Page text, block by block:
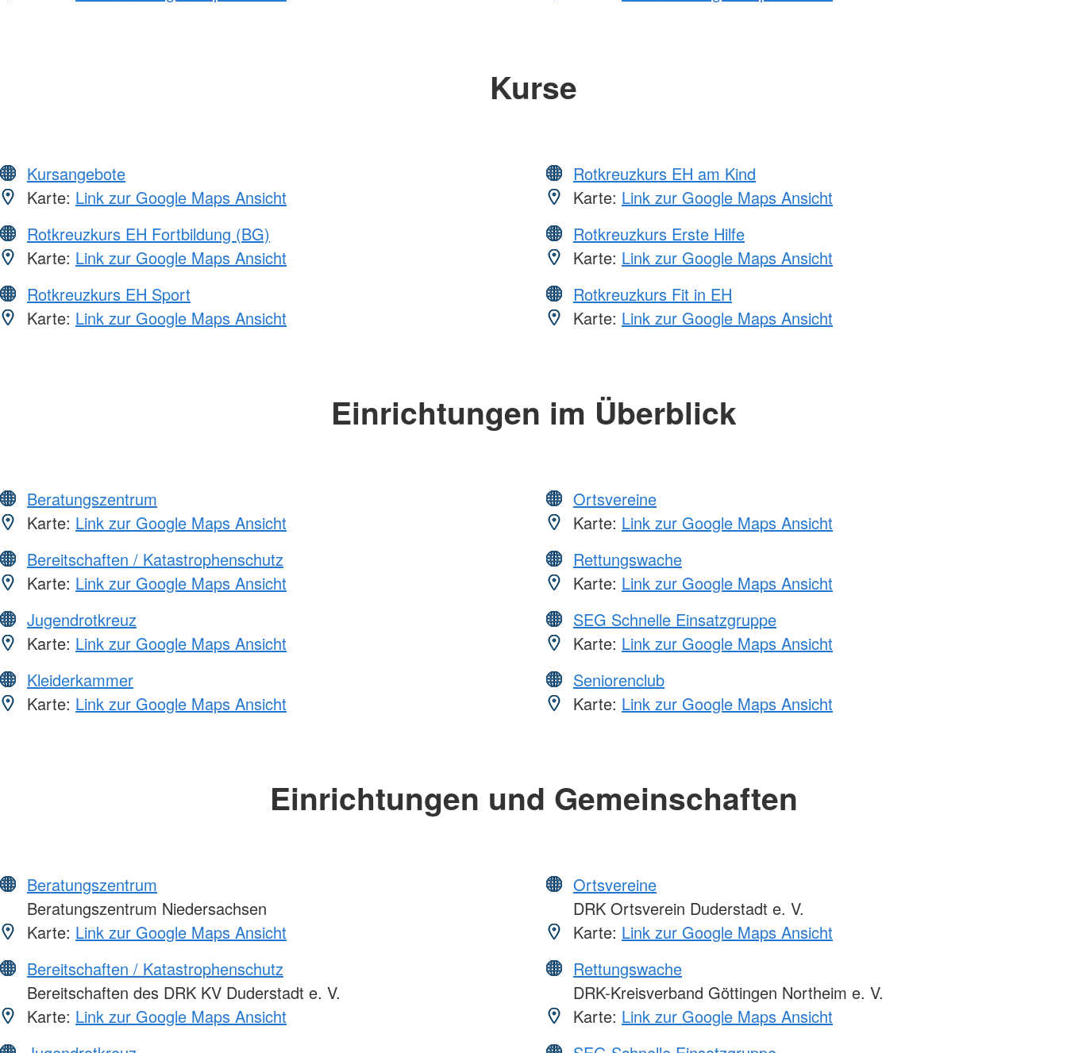
Kurse
Kursangebote
Karte: Link zur Google Maps Ansicht
Rotkreuzkurs EH Fortbildung (BG)
Karte: Link zur Google Maps Ansicht
Rotkreuzkurs EH Sport
Karte: Link zur Google Maps Ansicht
Rotkreuzkurs EH am Kind
Karte: Link zur Google Maps Ansicht
Rotkreuzkurs Erste Hilfe
Karte: Link zur Google Maps Ansicht
Rotkreuzkurs Fit in EH
Karte: Link zur Google Maps Ansicht
Einrichtungen im Überblick
Beratungszentrum
Karte: Link zur Google Maps Ansicht
Bereitschaften / Katastrophenschutz
Karte: Link zur Google Maps Ansicht
Jugendrotkreuz
Karte: Link zur Google Maps Ansicht
Kleiderkammer
Karte: Link zur Google Maps Ansicht
Ortsvereine
Karte: Link zur Google Maps Ansicht
Rettungswache
Karte: Link zur Google Maps Ansicht
SEG Schnelle Einsatzgruppe
Karte: Link zur Google Maps Ansicht
Seniorenclub
Karte: Link zur Google Maps Ansicht
Einrichtungen und Gemeinschaften
Beratungszentrum
Beratungszentrum Niedersachsen
Karte: Link zur Google Maps Ansicht
Bereitschaften / Katastrophenschutz
Bereitschaften des DRK KV Duderstadt e. V.
Karte: Link zur Google Maps Ansicht
Ortsvereine
DRK Ortsverein Duderstadt e. V.
Karte: Link zur Google Maps Ansicht
Rettungswache
DRK-Kreisverband Göttingen Northeim e. V.
Karte: Link zur Google Maps Ansicht